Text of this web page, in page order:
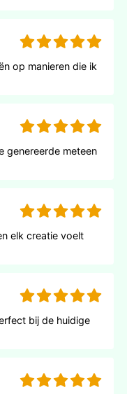
op manieren die ik
genereerde meteen
elk creatie voelt
bij de huidige